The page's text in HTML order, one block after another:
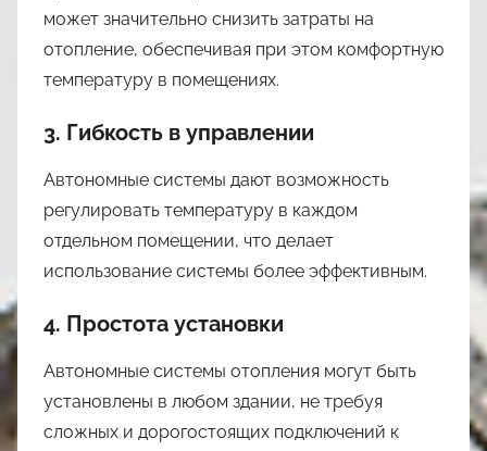
может значительно снизить затраты на
отопление, обеспечивая при этом комфортную
температуру в помещениях.
3. Гибкость в управлении
Автономные системы дают возможность
регулировать температуру в каждом
отдельном помещении, что делает
использование системы более эффективным.
4. Простота установки
Автономные системы отопления могут быть
установлены в любом здании, не требуя
сложных и дорогостоящих подключений к